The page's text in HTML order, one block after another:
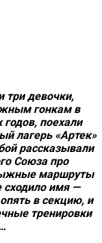
три девочки,
гонкам в
поехали
лагерь «Артек»
рассказывали
Союза про
маршруты
сходило имя —
в секцию, и
тренировки